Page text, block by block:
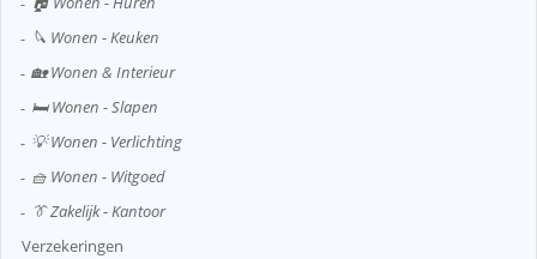
🔪 Wonen - Keuken
🏡 Wonen & Interieur
🛏️ Wonen - Slapen
💡 Wonen - Verlichting
🧺 Wonen - Witgoed
👔 Zakelijk - Kantoor
Verzekeringen